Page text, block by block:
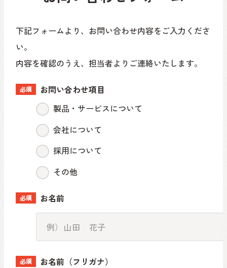
下記フォームより、お問い合わせ内容をご入力くださ
い。
内容を確認のうえ、担当者よりご連絡いたします。
必須
お問い合わせ項目
製品・サービスについて
会社について
採用について
その他
必須 お名前
必須 お名前（フリガナ）